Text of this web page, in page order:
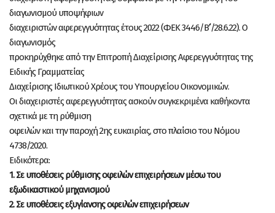
διαγωνισμού υποψήφιων
διαχειριστών αφερεγγυότητας έτους 2022 (ΦΕΚ 3446/Β’΄/28.6.22). Ο
διαγωνισμός
προκηρύχθηκε από την Επιτροπή Διαχείρισης Αφερεγγυότητας της
Ειδικής Γραμματείας
Διαχείρισης Ιδιωτικού Χρέους του Υπουργείου Οικονομικών.
Οι διαχειριστές αφερεγγυότητας ασκούν συγκεκριμένα καθήκοντα
σχετικά με τη ρύθμιση
οφειλών και την παροχή 2ηςευκαιρίας, στο πλαίσιο του Νόμου
4738/2020.
Ειδικότερα:
1. Σε υποθέσεις ρύθμισης οφειλών επιχειρήσεων μέσω του
εξωδικαστικού μηχανισμού
2. Σε υποθέσεις εξυγίανσης οφειλών επιχειρήσεων